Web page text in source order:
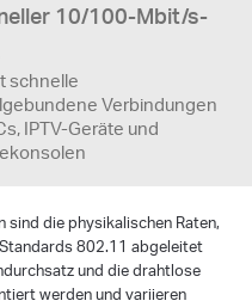
10/100-Mbit/s-
schnelle
Verbindungen
IPTV-Geräte und
sind die physikalischen Raten,
802.11 abgeleitet
und die drahtlose
werden und variieren